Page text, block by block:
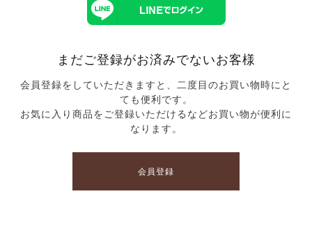
まだご登録がお済みでないお客様
会員登録をしていただきますと、二度目のお買い物時にと
ても便利です。
お気に入り商品をご登録いただけるなどお買い物が便利に
なります。
会員登録